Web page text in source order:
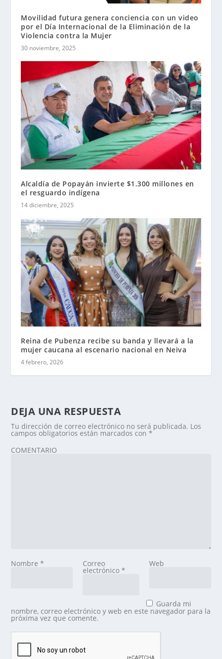
Movilidad futura genera conciencia con un video
por el Día Internacional de la Eliminación de la
Violencia contra la Mujer
30 noviembre, 2025
Alcaldía de Popayán invierte $1.300 millones en
el resguardo indígena
14 diciembre, 2025
Reina de Pubenza recibe su banda y llevará a la
mujer caucana al escenario nacional en Neiva
4 febrero, 2026
DEJA UNA RESPUESTA
Tu dirección de correo electrónico no será publicada. Los
campos obligatorios están marcados con*
COMENTARIO
Nombre* Correo
electrónico *
Web
Guarda mi
nombre, correo electrónico y web en este navegador para la
próxima vez que comente.